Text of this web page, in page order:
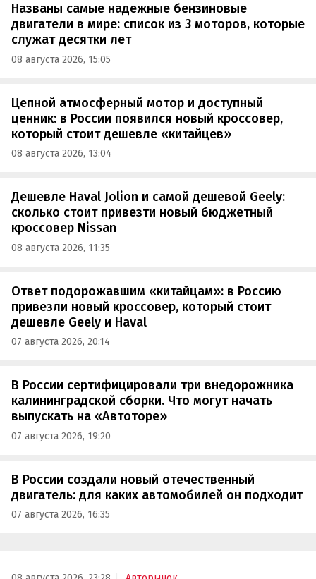
Названы самые надежные бензиновые
двигатели в мире: список из 3 моторов, которые
служат десятки лет
08 августа 2026, 15:05
Цепной атмосферный мотор и доступный
ценник: в России появился новый кроссовер,
который стоит дешевле «китайцев»
08 августа 2026, 13:04
Дешевле Haval Jolion и самой дешевой Geely:
сколько стоит привезти новый бюджетный
кроссовер Nissan
08 августа 2026, 11:35
Ответ подорожавшим «китайцам»: в Россию
привезли новый кроссовер, который стоит
дешевле Geely и Haval
07 августа 2026, 20:14
В России сертифицировали три внедорожника
калининградской сборки. Что могут начать
выпускать на «Автоторе»
07 августа 2026, 19:20
В России создали новый отечественный
двигатель: для каких автомобилей он подходит
07 августа 2026, 16:35